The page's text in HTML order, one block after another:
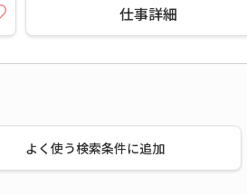
仕事詳細
よく使う検索条件に追加